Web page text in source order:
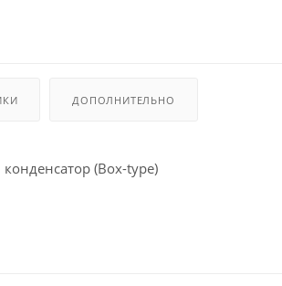
ДОПОЛНИТЕЛЬНО
(Box-type)